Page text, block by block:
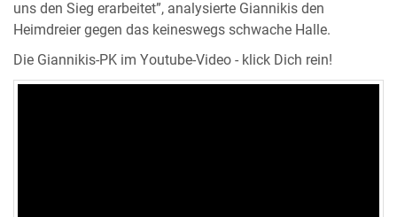
uns den Sieg erarbeitet”, analysierte Giannikis den
Heimdreier gegen das keineswegs schwache Halle.
Die Giannikis-PK im Youtube-Video - klick Dich rein!